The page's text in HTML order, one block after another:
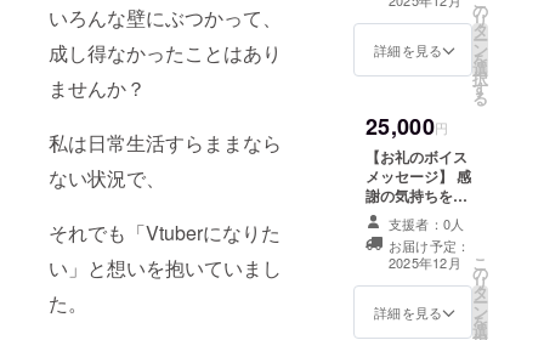
いろんな壁にぶつかって、
成し得なかったことはあり
ませんか？
私は日常生活すらままなら
ない状況で、
それでも「Vtuberになりた
い」と想いを抱いていまし
た。
額支援者様順 ・
考欄に希望され
るお名前をご記
す。 ・掲載期
間：１年間 ・掲
載方法：文字の
額支援者様順 ・
支援時、必ず備
考欄に希望され
るお名前をご記
入ください。
詳細を見る
の
リ
タ
ー
ン
を
選
択
す
る
25,000円
【お礼のボイス
メッセージ】 感
謝の気持ちを込
めて、お名前呼
びでのお礼のボ
イスメッセージ
をお送りします
送付先の情報を
入力してくださ
支援者：0人
お届け予定：
2025年12月
詳細を見る
こ
の
リ
タ
ー
ン
を
選